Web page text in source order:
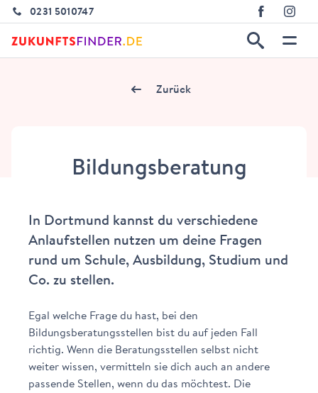
0231 5010747
Zurück
Bildungsberatung
In Dortmund kannst du verschiedene
Anlaufstellen nutzen um deine Fragen
rund um Schule, Ausbildung, Studium und
Co. zu stellen.
Egal welche Frage du hast, bei den
Bildungsberatungsstellen bist du auf jeden Fall
richtig. Wenn die Beratungsstellen selbst nicht
weiter wissen, vermitteln sie dich auch an andere
passende Stellen, wenn du das möchtest. Die